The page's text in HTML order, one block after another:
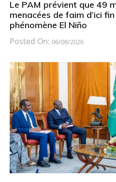
Le PAM prévient que 49
menacées de faim d’ici
phénomène El Niño
Posted On: 06/08/2026